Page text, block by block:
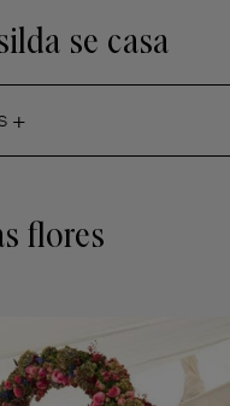
se casa
+
flores